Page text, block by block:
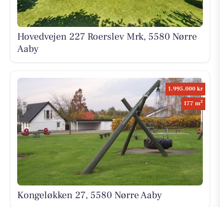
Hovedvejen 227 Roerslev Mrk, 5580 Nørre
Aaby
1.995.000 kr
177 m2
Kongeløkken 27, 5580 Nørre Aaby